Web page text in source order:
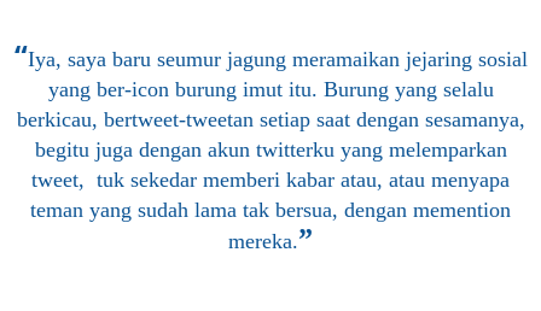
“Iya, saya baru seumur jagung meramaikan jejaring sosial
yang ber-icon burung imut itu. Burung yang selalu
berkicau, bertweet-tweetan setiap saat dengan sesamanya,
begitu juga dengan akun twitterku yang melemparkan
tweet, tuk sekedar memberi kabar atau, atau menyapa
teman yang sudah lama tak bersua, dengan memention
mereka.”